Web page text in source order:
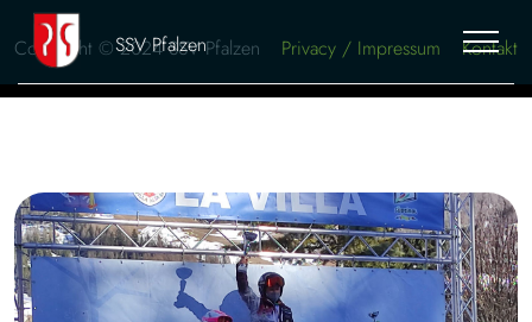
SSV Pfalzen
Copyright © 2024 SSV Pfalzen Privacy / Impressum Kontakt